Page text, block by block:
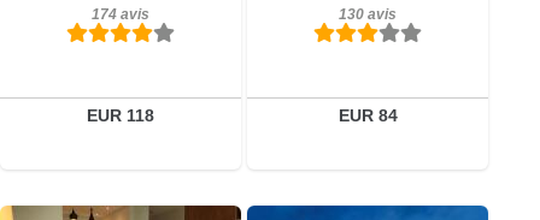
174 avis
EUR 118
Réserver
130 avis
EUR 84
Réserver